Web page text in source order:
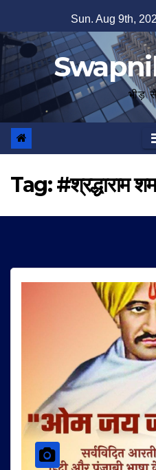
to
content
Sun. Aug 9th,
भीड़
Tag:#श्रद्धाराम